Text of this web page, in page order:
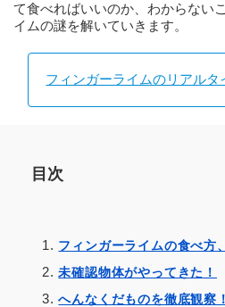
て食べればいいのか、わからない
イムの謎を解いていきます。
フィンガーライムのリアルタ
目次
フィンガーライムの食べ方
未確認物体がやってきた！
へんなくだものを徹底観察！